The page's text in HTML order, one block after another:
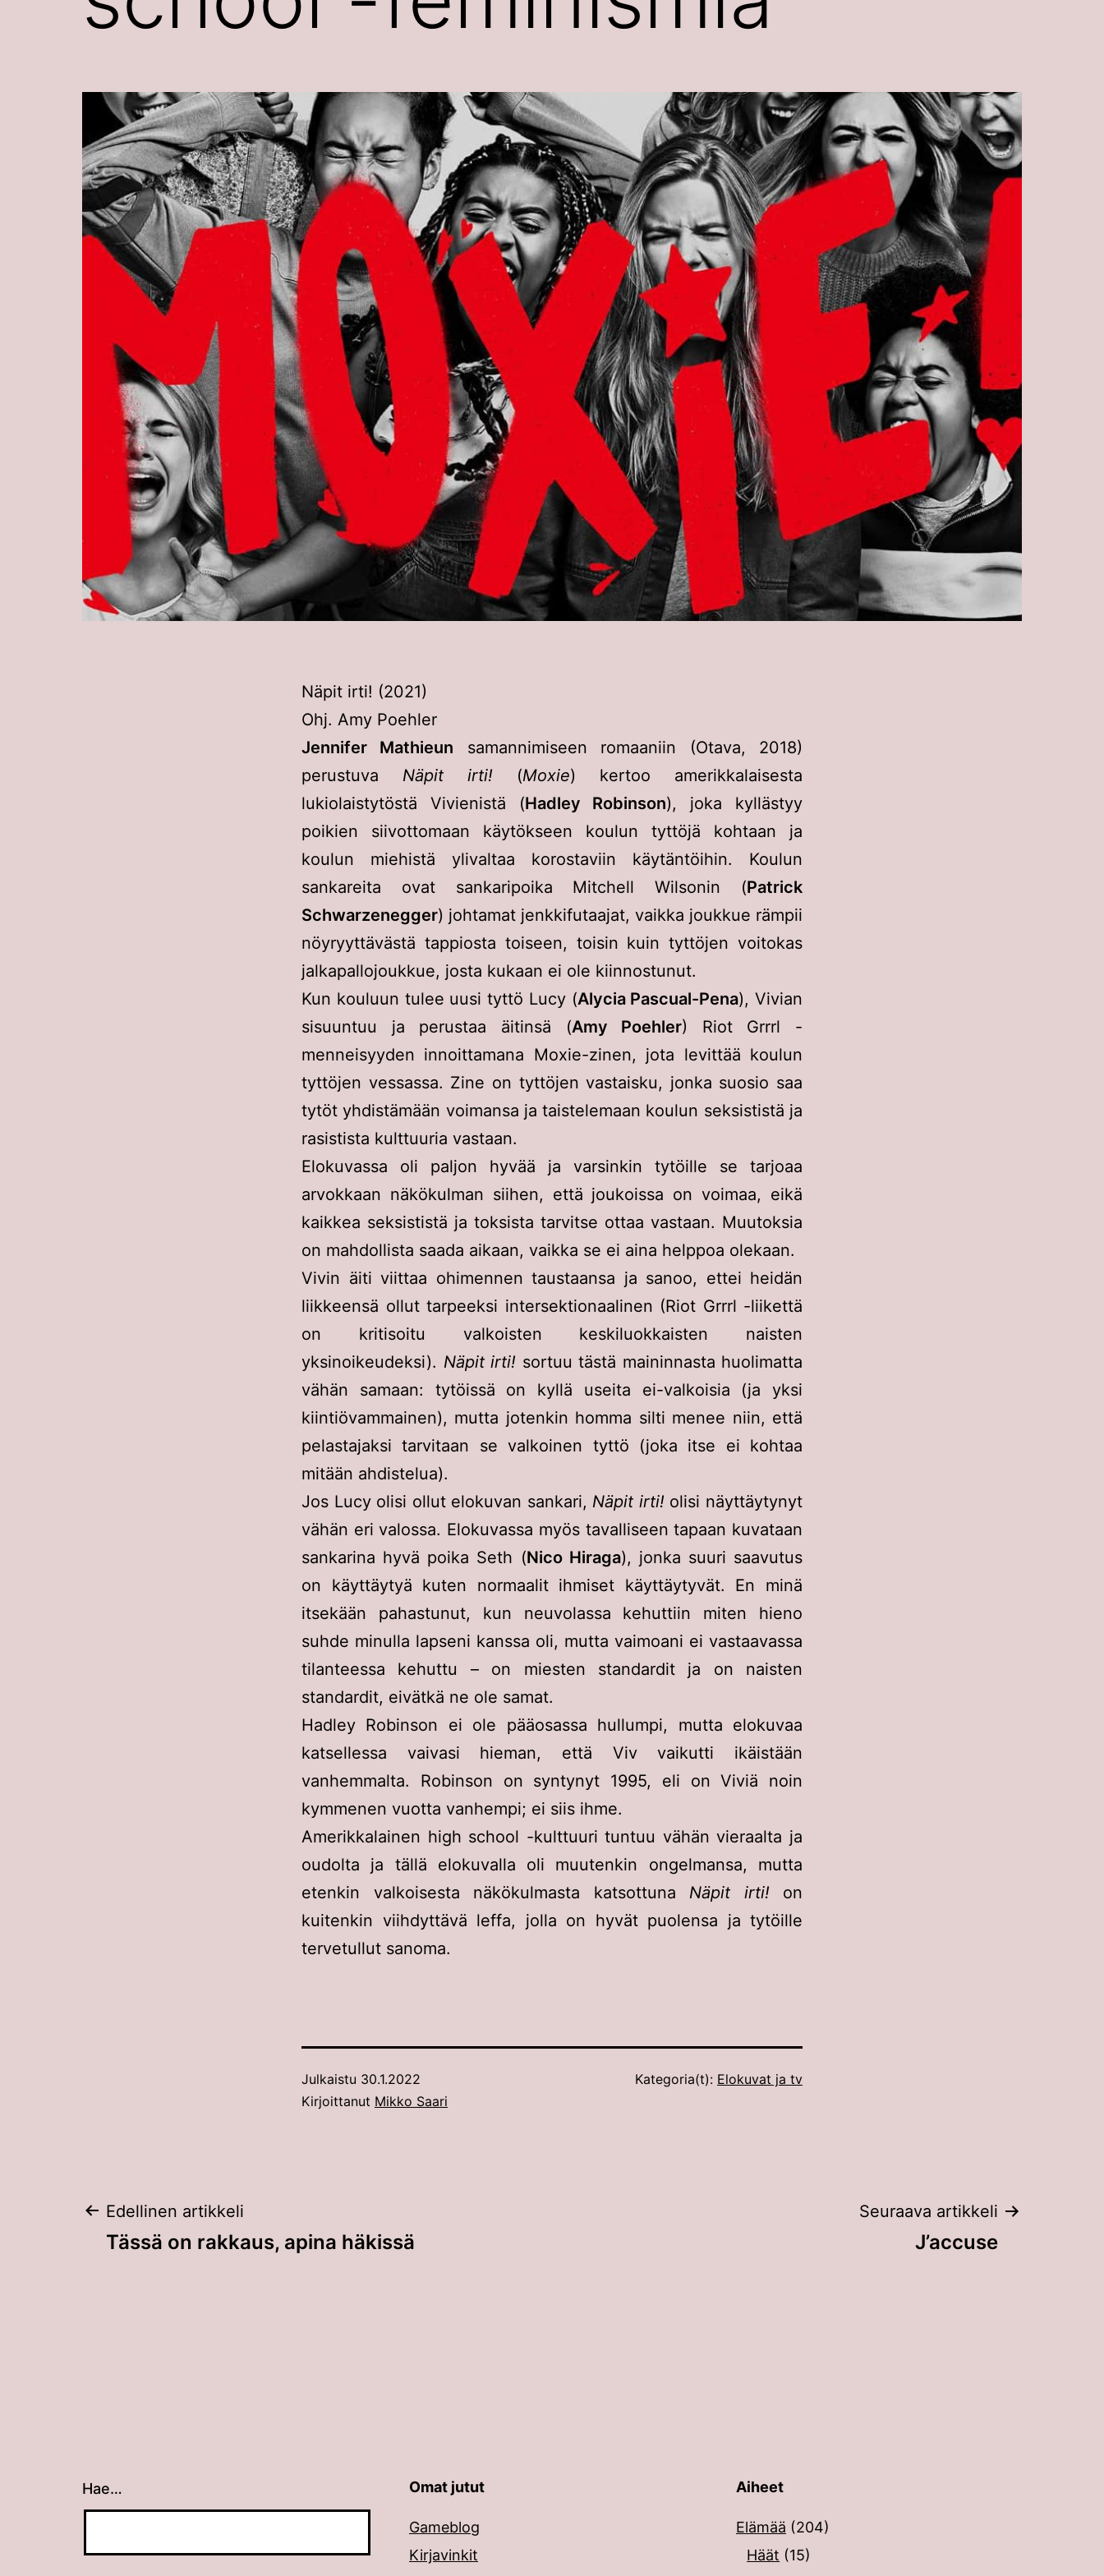
Näpit irti! (2021)
Ohj. Amy Poehler
Jennifer Mathieun samannimiseen romaaniin (Otava, 2018)
perustuva Näpit irti! (Moxie) kertoo amerikkalaisesta
lukiolaistytöstä Vivienistä (Hadley Robinson), joka kyllästyy
poikien siivottomaan käytökseen koulun tyttöjä kohtaan ja
koulun miehistä ylivaltaa korostaviin käytäntöihin. Koulun
sankareita ovat sankaripoika Mitchell Wilsonin (Patrick
Schwarzenegger) johtamat jenkkifutaajat, vaikka joukkue rämpii
nöyryyttävästä tappiosta toiseen, toisin kuin tyttöjen voitokas
jalkapallojoukkue, josta kukaan ei ole kiinnostunut.
Kun kouluun tulee uusi tyttö Lucy (Alycia Pascual-Pena), Vivian
sisuuntuu ja perustaa äitinsä (Amy Poehler) Riot Grrrl -
menneisyyden innoittamana Moxie-zinen, jota levittää koulun
tyttöjen vessassa. Zine on tyttöjen vastaisku, jonka suosio saa
tytöt yhdistämään voimansa ja taistelemaan koulun seksististä ja
rasistista kulttuuria vastaan.
Elokuvassa oli paljon hyvää ja varsinkin tytöille se tarjoaa
arvokkaan näkökulman siihen, että joukoissa on voimaa, eikä
kaikkea seksististä ja toksista tarvitse ottaa vastaan. Muutoksia
on mahdollista saada aikaan, vaikka se ei aina helppoa olekaan.
Vivin äiti viittaa ohimennen taustaansa ja sanoo, ettei heidän
liikkeensä ollut tarpeeksi intersektionaalinen (Riot Grrrl -liikettä
on kritisoitu valkoisten keskiluokkaisten naisten
yksinoikeudeksi). Näpit irti! sortuu tästä maininnasta huolimatta
vähän samaan: tytöissä on kyllä useita ei-valkoisia (ja yksi
kiintiövammainen), mutta jotenkin homma silti menee niin, että
pelastajaksi tarvitaan se valkoinen tyttö (joka itse ei kohtaa
mitään ahdistelua).
Jos Lucy olisi ollut elokuvan sankari, Näpit irti!olisi näyttäytynyt
vähän eri valossa. Elokuvassa myös tavalliseen tapaan kuvataan
sankarina hyvä poika Seth (Nico Hiraga), jonka suuri saavutus
on käyttäytyä kuten normaalit ihmiset käyttäytyvät. En minä
itsekään pahastunut, kun neuvolassa kehuttiin miten hieno
suhde minulla lapseni kanssa oli, mutta vaimoani ei vastaavassa
tilanteessa kehuttu – on miesten standardit ja on naisten
standardit, eivätkä ne ole samat.
Hadley Robinson ei ole pääosassa hullumpi, mutta elokuvaa
katsellessa vaivasi hieman, että Viv vaikutti ikäistään
vanhemmalta. Robinson on syntynyt 1995, eli on Viviä noin
kymmenen vuotta vanhempi; ei siis ihme.
Amerikkalainen high school -kulttuuri tuntuu vähän vieraalta ja
oudolta ja tällä elokuvalla oli muutenkin ongelmansa, mutta
etenkin valkoisesta näkökulmasta katsottuna Näpit irti!on
kuitenkin viihdyttävä leffa, jolla on hyvät puolensa ja tytöille
tervetullut sanoma.
Julkaistu 30.1.2022
Kirjoittanut Mikko Saari
Kategoria(t): Elokuvat ja tv
Artikkelien
Edellinen artikkeli
Tässä on rakkaus, apina häkissä
Seuraava artikkeli
J’accuse
Hae…
Kun tuloksia tulee, voit selata niitä nuolinäppäimillä ylös ja alas ja siirtyä halutulle sivulle enterin painalluksella. Kosketusnäytöllisten laitteiden
Omat jutut
Gameblog
Kirjavinkit
Aiheet
Elämää (204)
Häät (15)